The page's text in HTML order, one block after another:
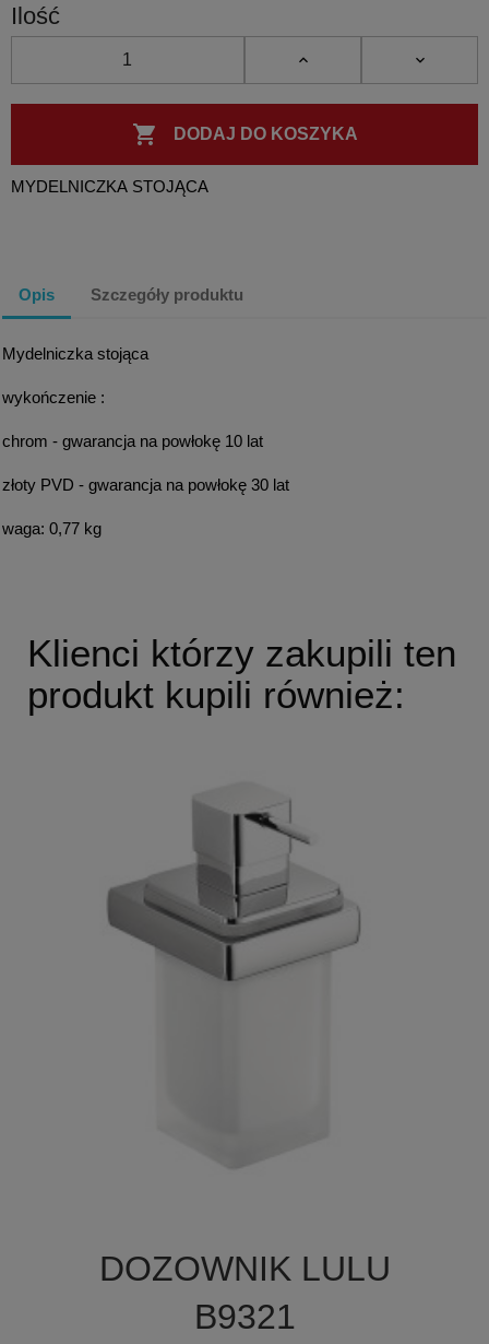
Ilość
 DODAJ DO KOSZYKA
MYDELNICZKA STOJĄCA
Opis Szczegóły produktu
Mydelniczka stojąca
wykończenie :
chrom - gwarancja na powłokę 10 lat
złoty PVD - gwarancja na powłokę 30 lat
waga: 0,77 kg
Klienci którzy zakupili ten
produkt kupili również:
DOZOWNIK LULU
B9321